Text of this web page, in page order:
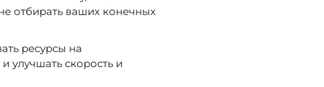
отбирать ваших конечных
ресурсы на
улучшать скорость и